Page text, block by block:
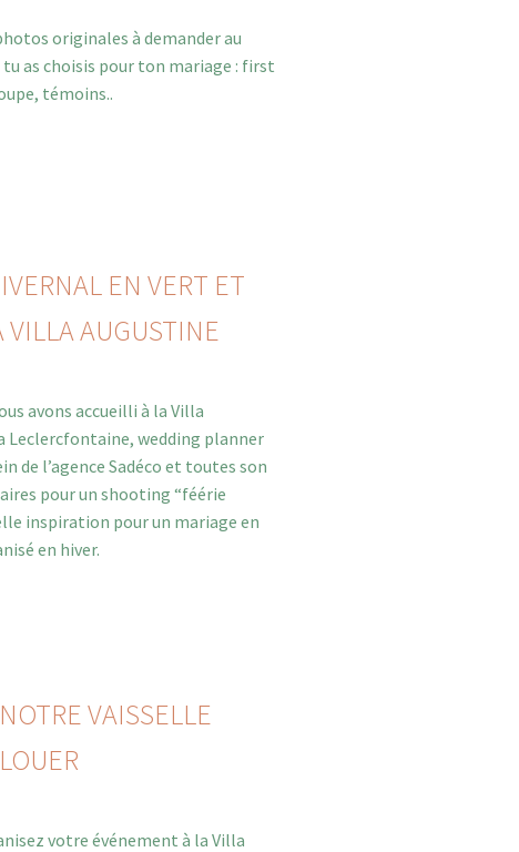
originales à demander au
as choisis pour ton mariage : first
témoins..
EN VERT ET
VILLA AUGUSTINE
avons accueilli à la Villa
Leclercfontaine, wedding planner
de l’agence Sadéco et toutes son
pour un shooting “féérie
inspiration pour un mariage en
en hiver.
VAISSELLE
votre événement à la Villa